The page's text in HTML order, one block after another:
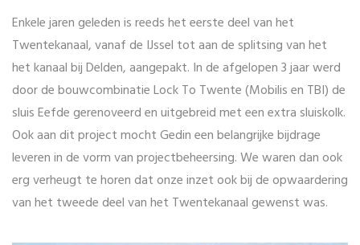
Enkele jaren geleden is reeds het eerste deel van het
Twentekanaal, vanaf de IJssel tot aan de splitsing van het
het kanaal bij Delden, aangepakt. In de afgelopen 3 jaar werd
door de bouwcombinatie Lock To Twente (Mobilis en TBI) de
sluis Eefde gerenoveerd en uitgebreid met een extra sluiskolk.
Ook aan dit project mocht Gedin een belangrijke bijdrage
leveren in de vorm van projectbeheersing. We waren dan ook
erg verheugt te horen dat onze inzet ook bij de opwaardering
van het tweede deel van het Twentekanaal gewenst was.